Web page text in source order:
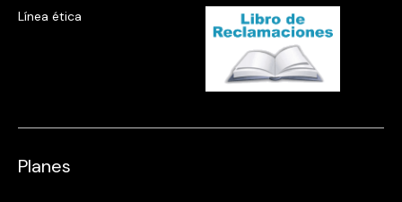
Línea ética
Planes